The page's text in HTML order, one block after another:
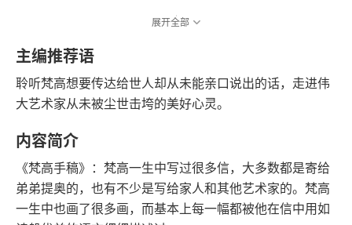
展开全部
主编推荐语
聆听梵高想要传达给世人却从未能亲口说出的话，走进伟
大艺术家从未被尘世击垮的美好心灵。
内容简介
《梵高手稿》：梵高一生中写过很多信，大多数都是寄给
弟弟提奥的，也有不少是写给家人和其他艺术家的。梵高
一生中也画了很多画，而基本上每一幅都被他在信中用如